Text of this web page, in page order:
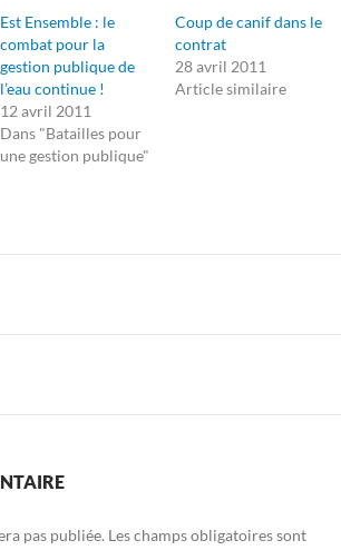
Est Ensemble : le
combat pour la
gestion publique de
l’eau continue !
12 avril 2011
Dans "Batailles pour
une gestion publique"
Coup de canif dans le
contrat
28 avril 2011
Article similaire
pas publiée. Les champs obligatoires sont